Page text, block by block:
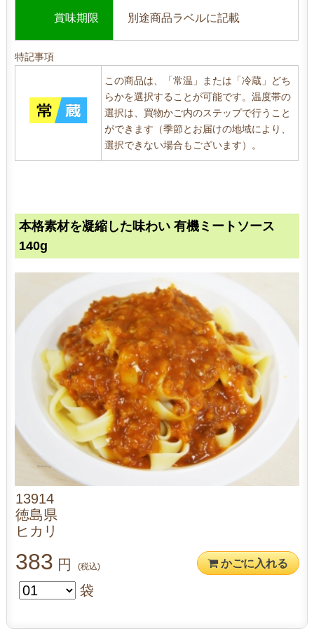
賞味期限 別途商品ラベルに記載
特記事項
この商品は、「常温」または「冷蔵」どち
らかを選択することが可能です。温度帯の
選択は、買物かご内のステップで行うこと
ができます（季節とお届けの地域により、
選択できない場合もございます）。
本格素材を凝縮した味わい 有機ミートソース
140g
13914
徳島県
ヒカリ
383 円 (税込) かごに入れる
袋